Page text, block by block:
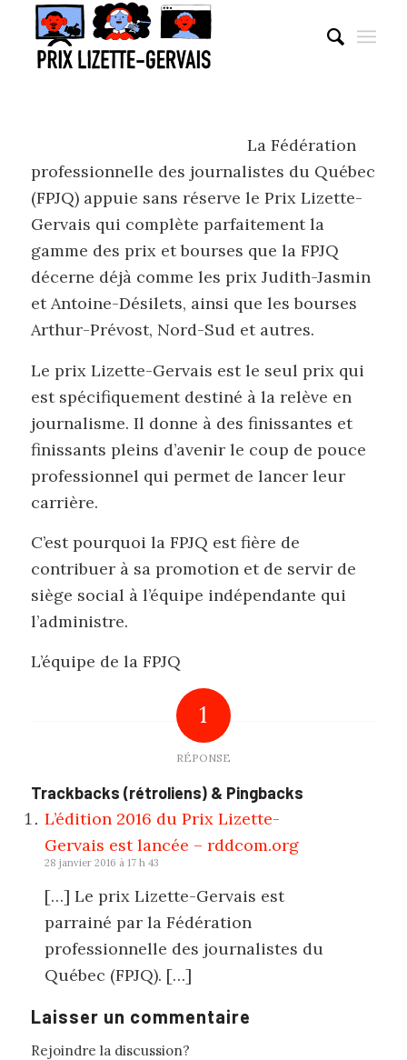
La Fédération
professionnelle des journalistes du Québec
(FPJQ) appuie sans réserve le Prix Lizette-
Gervais qui complète parfaitement la
gamme des prix et bourses que la FPJQ
décerne déjà comme les prix Judith-Jasmin
et Antoine-Désilets, ainsi que les bourses
Arthur-Prévost, Nord-Sud et autres.
Le prix Lizette-Gervais est le seul prix qui
est spécifiquement destiné à la relève en
journalisme. Il donne à des finissantes et
finissants pleins d’avenir le coup de pouce
professionnel qui permet de lancer leur
carrière.
C’est pourquoi la FPJQ est fière de
contribuer à sa promotion et de servir de
siège social à l’équipe indépendante qui
l’administre.
L’équipe de la FPJQ
1
RÉPONSE
Trackbacks (rétroliens) & Pingbacks
L’édition 2016 du Prix Lizette-
Gervais est lancée – rddcom.org
28 janvier 2016 à 17 h 43
[…] Le prix Lizette-Gervais est
parrainé par la Fédération
professionnelle des journalistes du
Québec (FPJQ). […]
Laisser un commentaire
Rejoindre la discussion?